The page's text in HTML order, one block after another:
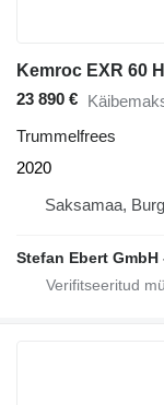
Kemroc EXR 60
23 890 €
Trummelfrees
2020
Saksamaa,